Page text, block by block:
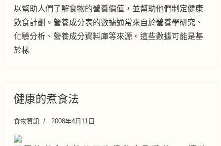
以幫助人們了解食物的營養價值，並幫助他們制定健康
飲食計劃。營養成分表的數據通常來自於營養學研究、
化驗分析、營養成分資料庫等來源。這些數據可能是基
於樣
健康的煮食法
食物資訊 2008年4月11日